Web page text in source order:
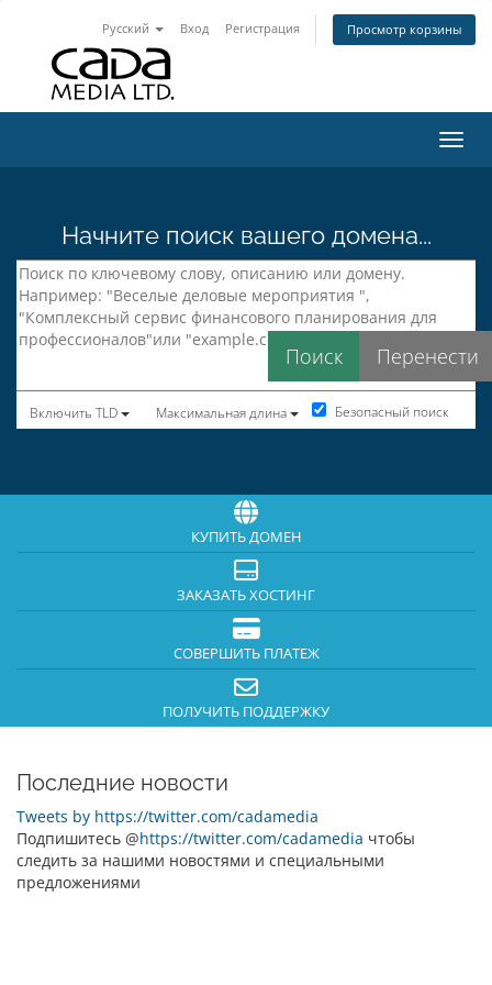
Русский Вход Регистрация Просмотр корзины
Начните поиск вашего домена...
Включить TLD Максимальная длина Безопасный поиск
КУПИТЬ ДОМЕН
ЗАКАЗАТЬ ХОСТИНГ
СОВЕРШИТЬ ПЛАТЕЖ
ПОЛУЧИТЬ ПОДДЕРЖКУ
Последние новости
Tweets by https://twitter.com/cadamedia
Подпишитесь @https://twitter.com/cadamedia чтобы
следить за нашими новостями и специальными
предложениями